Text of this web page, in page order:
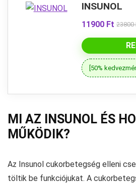
INSUNOL
11900 Ft 23800
[50%
MI AZ INSUNOL ÉS
MŰKÖDIK?
Az Insunol cukorbetegség elleni
töltik be funkciójukat. A